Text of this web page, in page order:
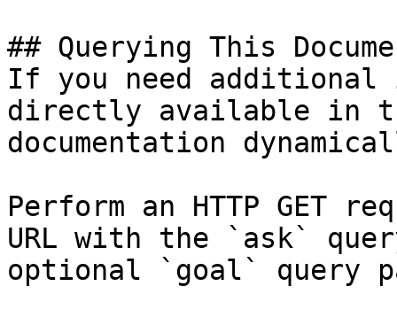
## Querying This
If you need
directly available in
documentation
Perform an HTTP GET
URL with the `ask`
optional `goal` query